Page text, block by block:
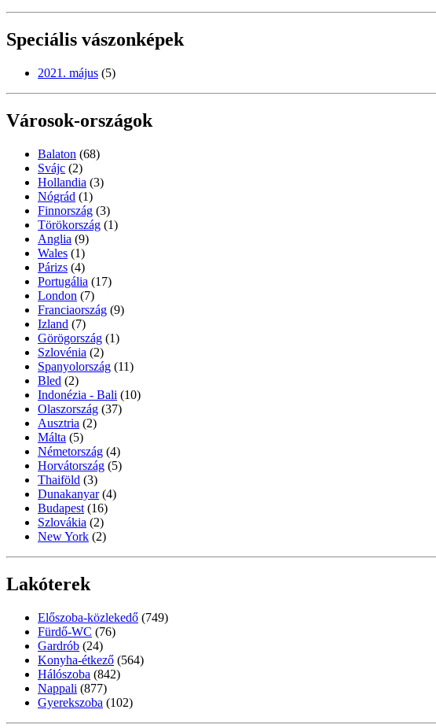
Speciális vászonképek
2021. május (5)
Városok-országok
Balaton (68)
Svájc (2)
Hollandia (3)
Nógrád (1)
Finnország (3)
Törökország (1)
Anglia (9)
Wales (1)
Párizs (4)
Portugália (17)
London (7)
Franciaország (9)
Izland (7)
Görögország (1)
Szlovénia (2)
Spanyolország (11)
Bled (2)
Indonézia - Bali (10)
Olaszország (37)
Ausztria (2)
Málta (5)
Németország (4)
Horvátország (5)
Thaiföld (3)
Dunakanyar (4)
Budapest (16)
Szlovákia (2)
New York (2)
Lakóterek
Előszoba-közlekedő (749)
Fürdő-WC (76)
Gardrób (24)
Konyha-étkező (564)
Hálószoba (842)
Nappali (877)
Gyerekszoba (102)